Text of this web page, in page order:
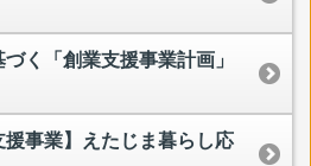
く「創業支援事業計画」
援事業】えたじま暮らし応